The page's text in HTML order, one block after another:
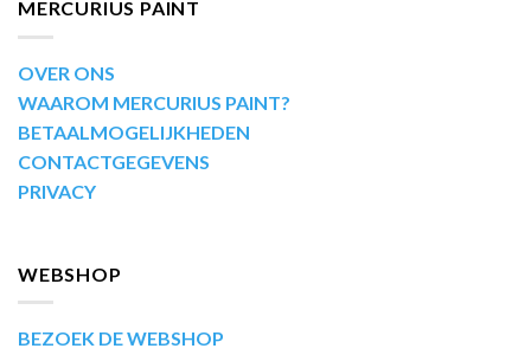
MERCURIUS PAINT
OVER ONS
WAAROM MERCURIUS PAINT?
BETAALMOGELIJKHEDEN
CONTACTGEGEVENS
PRIVACY
WEBSHOP
BEZOEK DE WEBSHOP